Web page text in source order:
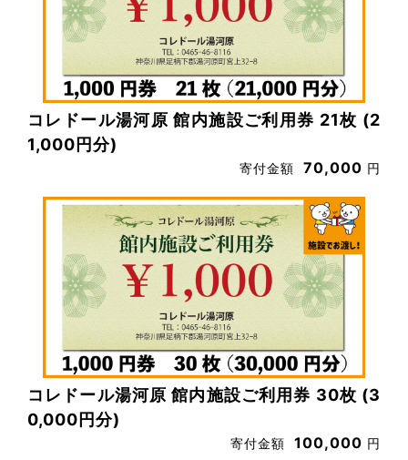
コレドール湯河原 館内施設ご利用券 21枚 (2
1,000円分)
寄付金額 70,000 円
コレドール湯河原 館内施設ご利用券 30枚 (3
0,000円分)
寄付金額 100,000 円